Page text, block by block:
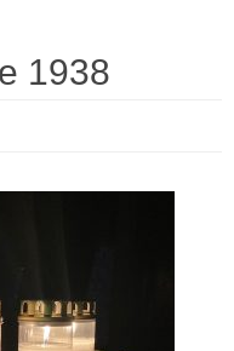
1938